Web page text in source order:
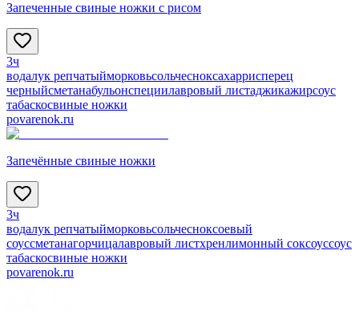
Запеченные свиные ножки с рисом
3ч
водалук репчатыйморковьсольчесноксахаррисперец
черныйсметанабульонспециилавровый листаджикажирсоус
табаскосвиные ножки
povarenok.ru
Запечённые свиные ножки
3ч
водалук репчатыйморковьсольчесноксоевый
соуссметанагорчицалавровый листхренлимонный соксоуссоус
табаскосвиные ножки
povarenok.ru